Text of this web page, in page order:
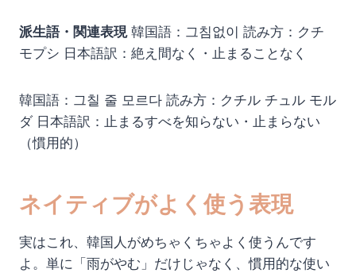
派生語・関連表現韓国語：그침없이 読み方：クチ
モプシ 日本語訳：絶え間なく・止まることなく
韓国語：그칠 줄 모르다 読み方：クチル チュル モル
ダ 日本語訳：止まるすべを知らない・止まらない
（慣用的）
ネイティブがよく使う表現
実はこれ、韓国人がめちゃくちゃよく使うんです
よ。単に「雨がやむ」だけじゃなく、慣用的な使い